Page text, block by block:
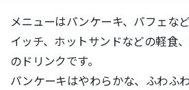
メニューはパンケーキ、パフェな
イッチ、ホットサンドなどの軽食
のドリンクです。
パンケーキはやわらかな、ふわふ